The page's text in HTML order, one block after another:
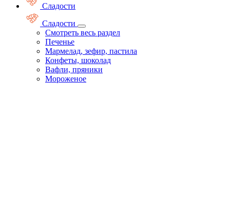
Сладости
Сладости
Смотреть весь раздел
Печенье
Мармелад, зефир, пастила
Конфеты, шоколад
Вафли, пряники
Мороженое